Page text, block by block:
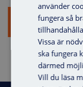
See all
använder
fungera så
Vissa är
ska fungera
därmed
Vill du läsa